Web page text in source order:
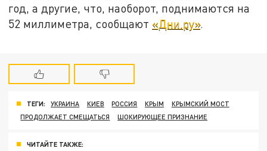
год, а другие, что, наоборот, поднимаются на
52 миллиметра, сообщают «Дни.ру».
ТЕГИ: УКРАИНА КИЕВ РОССИЯ КРЫМ
КРЫМСКИЙ МОСТ
ПРОДОЛЖАЕТ СМЕЩАТЬСЯ
ШОКИРУЮЩЕЕ ПРИЗНАНИЕ
ЧИТАЙТЕ ТАКЖЕ: